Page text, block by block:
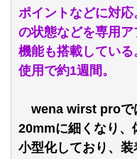
ポイントなどに対
の状態などを専用
機能も搭載してい
使用で約1週間。
wena wirst proで
20mmに細くなり、
小型化しており、